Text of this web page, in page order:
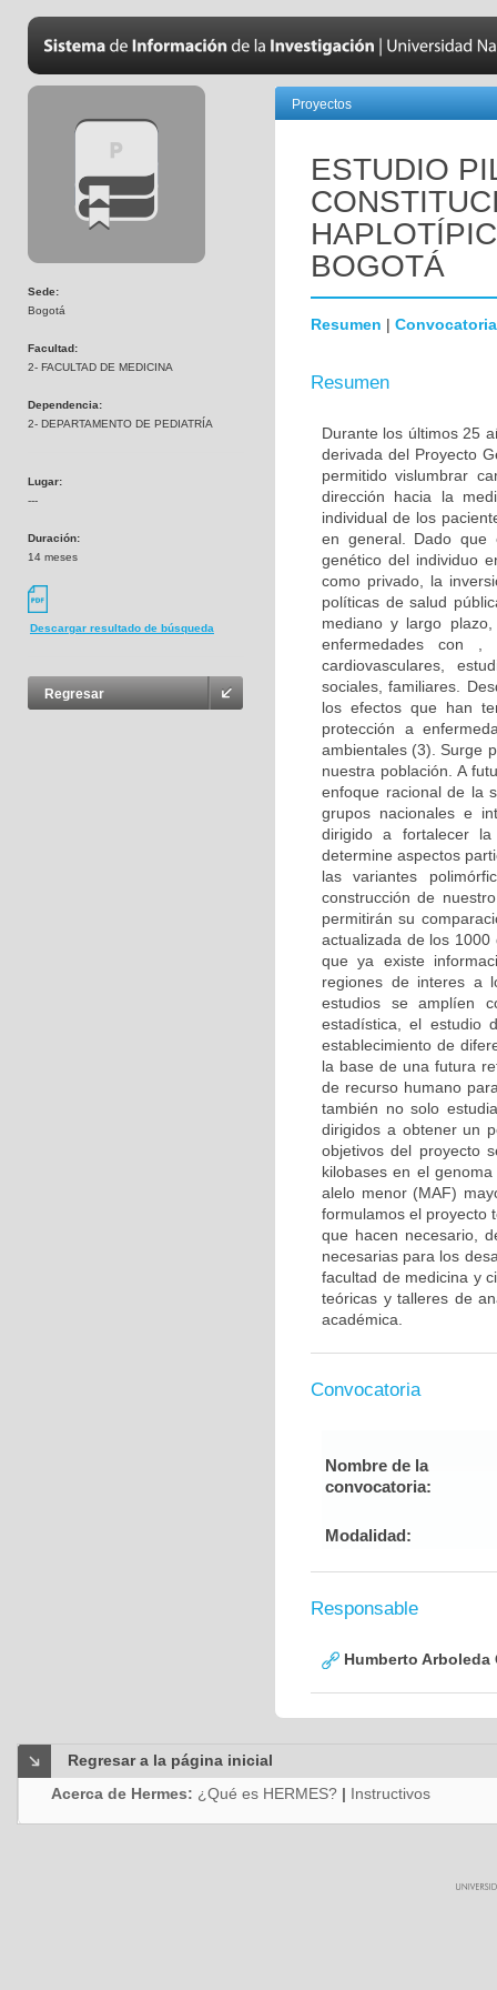
Sede:
Bogotá
Facultad:
2- FACULTAD DE MEDICINA
Dependencia:
2- DEPARTAMENTO DE PEDIATRÍA
Lugar:
---
Duración:
14 meses
Descargar resultado de búsqueda
Regresar
Proyectos
ESTUDIO
BOGOTÁ
Resumen | Convocatoria
Resumen
Durante los últimos 25
derivada del Proyecto
permitido vislumbrar
dirección hacia la
individual de los
en general. Dado que
genético del individuo
como privado, la
políticas de salud
mediano y largo
enfermedades con ,
cardiovasculares,
sociales, familiares.
los efectos que han
protección a
ambientales (3). Surge
nuestra población. A
enfoque racional de la
grupos nacionales e
dirigido a fortalecer
determine aspectos
las variantes
construcción de
permitirán su
actualizada de los
que ya existe
regiones de interes a
estudios se amplíen
estadística, el estudio
establecimiento de
la base de una futura
de recurso humano
también no solo
dirigidos a obtener un
objetivos del proyecto
kilobases en el
alelo menor (MAF)
formulamos el proyecto
que hacen necesario,
necesarias para los
facultad de medicina y
teóricas y talleres de
académica.
Convocatoria
Nombre de la
convocatoria:
Modalidad:
Responsable
Humberto Arboleda
Regresar a la página inicial
Acerca de Hermes: ¿Qué es HERMES? | Instructivos